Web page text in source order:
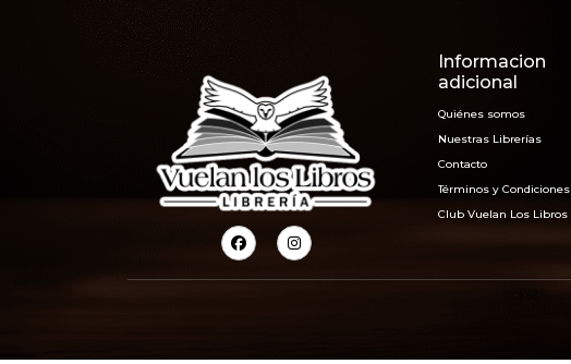
Informacion
adicional
Quiénes somos
Nuestras Librerías
Contacto
Términos y Condiciones
Club Vuelan Los Libros